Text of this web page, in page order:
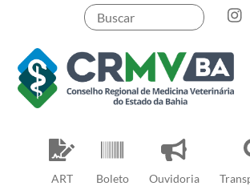
content
ART
Boleto Ouvidoria
Pesquisar